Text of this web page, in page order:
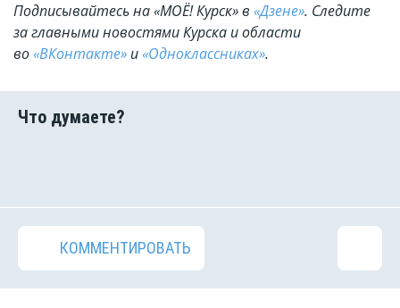
Подписывайтесь на «МОЁ! Курск» в «Дзене». Cледите
за главными новостями Курска и области
во«ВКонтакте» и«Одноклассниках».
КОММЕНТИРОВАТЬ